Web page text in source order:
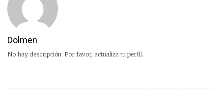
Dolmen
No hay descripción. Por favor, actualiza tu perfil.